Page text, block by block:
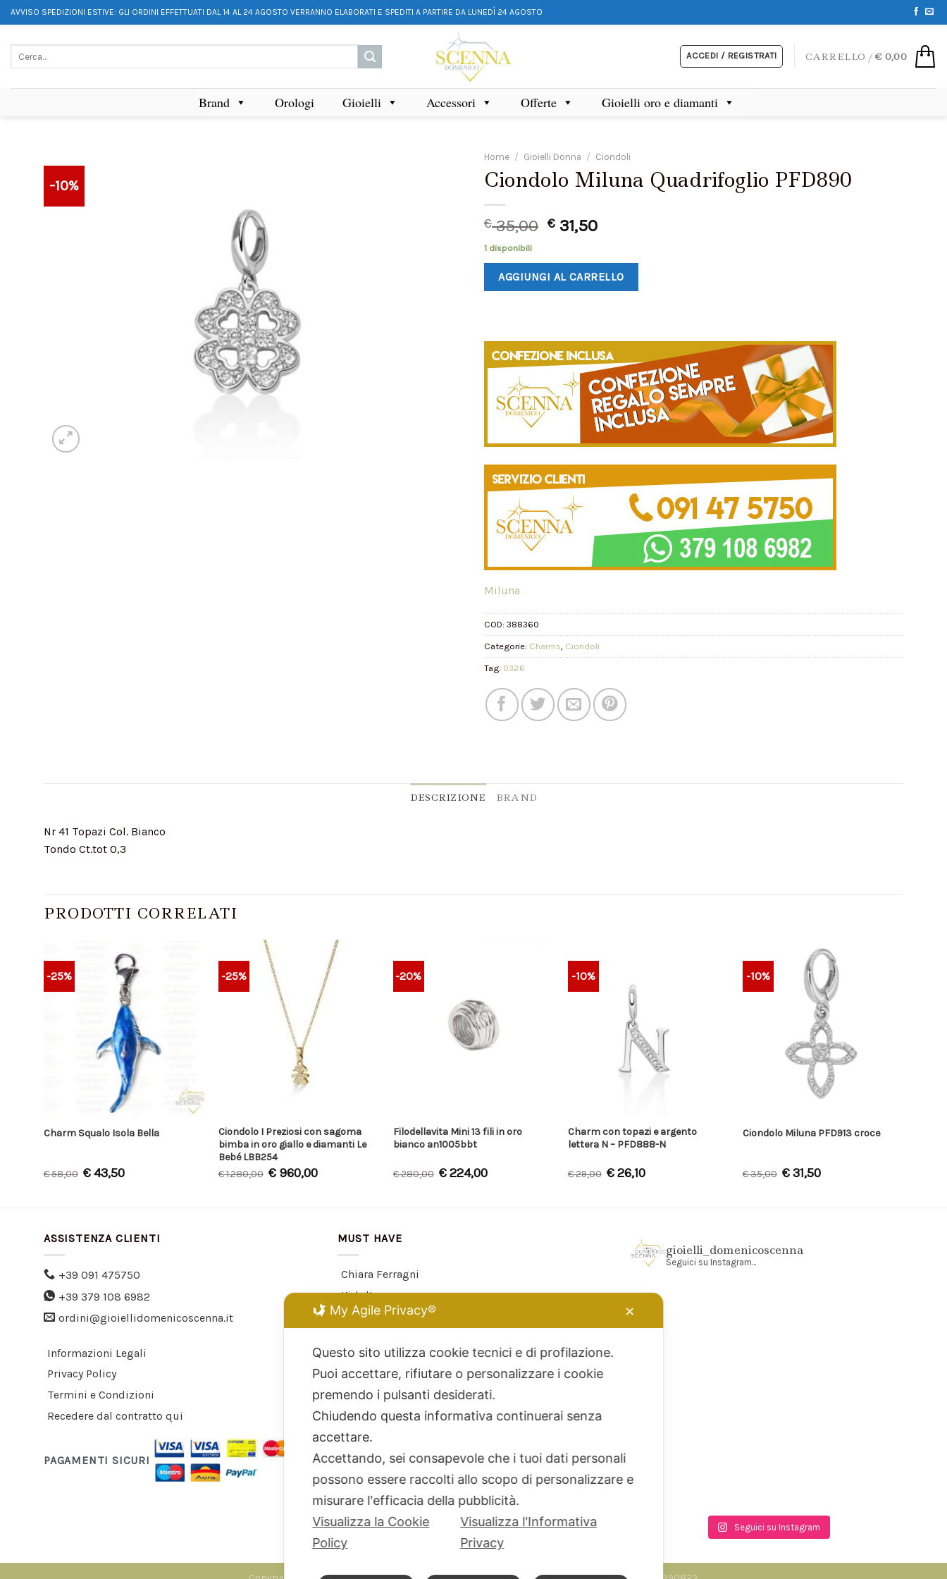
AVVISO SPEDIZIONI ESTIVE: GLI ORDINI EFFETTUATI DAL 14 AL 24 AGOSTO VERRANNO ELABORATI E SPEDITI A PARTIRE DA LUNEDÌ 24 AGOSTO
ACCEDI / REGISTRATI CARRELLO /€ 0,00
Brand Orologi Gioielli Accessori Offerte Gioielli oro e diamanti
-10%
Home / Gioielli Donna / Ciondoli
Ciondolo Miluna Quadrifoglio PFD890
€35,00 € 31,50
1 disponibili
AGGIUNGI AL CARRELLO
Miluna
COD: 388360
Categorie: Charms, Ciondoli
Tag: 0326
DESCRIZIONE BRAND
Nr 41 Topazi Col. Bianco
Tondo Ct.tot 0,3
PRODOTTI CORRELATI
-25%
Charm Squalo Isola Bella
€58,00 €43,50
-25%
Ciondolo I Preziosi con sagoma
bimba in oro giallo e diamanti Le
Bebé LBB254
€1.280,00 € 960,00
-20%
Filodellavita Mini 13 fili in oro
bianco an1005bbt
€280,00 €224,00
-10%
Charm con topazi e argento
lettera N – PFD888-N
€29,00 €26,10
-10%
Ciondolo Miluna PFD913 croce
€35,00 €31,50
ASSISTENZA CLIENTI
+39 091 475750
+39 379 108 6982
ordini@gioiellidomenicoscenna.it
Informazioni Legali
Privacy Policy
Termini e Condizioni
Recedere dal contratto qui
PAGAMENTI SICURI
MUST HAVE
Chiara Ferragni
Kidult
Dodo Mariani
Filodellavita
Bliss
Kidult
Hamilton
Miluna
gioielli_domenicoscenna
Seguici su Instagram...
Seguici su Instagram
My Agile Privacy® ✕
Questo sito utilizza cookie tecnici e di profilazione.
Puoi accettare, rifiutare o personalizzare i cookie
premendo i pulsanti desiderati.
Chiudendo questa informativa continuerai senza
accettare.
Accettando, sei consapevole che i tuoi dati personali
possono essere raccolti allo scopo di personalizzare e
misurare l'efficacia della pubblicità.
Visualizza la Cookie
Policy
Visualizza l'Informativa
Privacy